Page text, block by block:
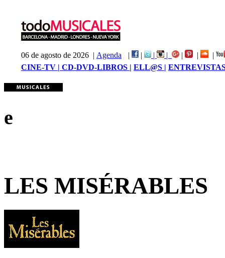
06 de agosto de 2026 | Agenda | | | | | |
|
CINE-TV | CD-DVD-LIBROS | ELL@S |
e
LES MISÉRABLES